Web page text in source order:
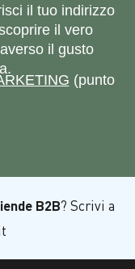
il tuo indirizzo
il vero
il gusto
(punto
B2B? Scrivi a